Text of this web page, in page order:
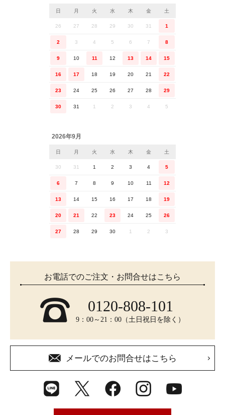
日 月 火 水 木 金 土
26 27 28 29 30 31 1
2 3 4 5 6 7 8
9 10 11 12 13 14 15
16 17 18 19 20 21 22
23 24 25 26 27 28 29
30 31 1 2 3 4 5
2026年9月
日 月 火 水 木 金 土
30 31 1 2 3 4 5
6 7 8 9 10 11 12
13 14 15 16 17 18 19
20 21 22 23 24 25 26
27 28 29 30 1 2 3
お電話でのご注文・お問合せはこちら
0120-808-101
9：00～21：00（土日祝日を除く）
メールでのお問合せはこちら